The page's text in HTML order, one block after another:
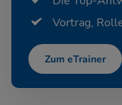
Vortrag,
Zum eTrainer